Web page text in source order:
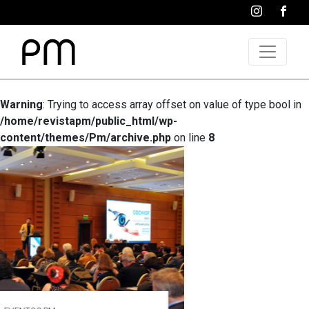
Warning: Trying to access array offset on value of type bool in
/home/revistapm/public_html/wp-
content/themes/Pm/archive.php on line 8